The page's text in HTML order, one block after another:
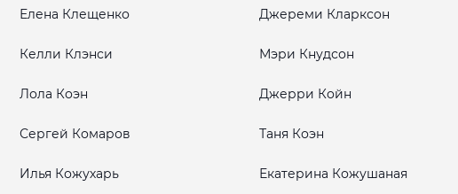
Елена Клещенко Джереми Кларксон
Келли Клэнси Мэри Кнудсон
Лола Коэн Джерри Койн
Сергей Комаров Таня Коэн
Илья Кожухарь Екатерина Кожушаная